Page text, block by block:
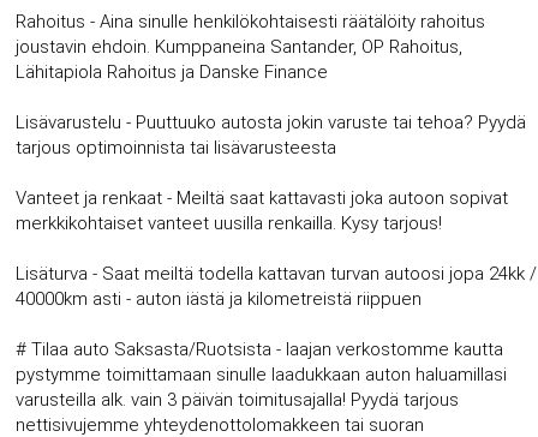
Rahoitus - Aina sinulle henkilökohtaisesti räätälöity rahoitus
joustavin ehdoin. Kumppaneina Santander, OP Rahoitus,
Lähitapiola Rahoitus ja Danske Finance
Lisävarustelu - Puuttuuko autosta jokin varuste tai tehoa? Pyydä
tarjous optimoinnista tai lisävarusteesta
Vanteet ja renkaat - Meiltä saat kattavasti joka autoon sopivat
merkkikohtaiset vanteet uusilla renkailla. Kysy tarjous!
Lisäturva - Saat meiltä todella kattavan turvan autoosi jopa 24kk /
40000km asti - auton iästä ja kilometreistä riippuen
# Tilaa auto Saksasta/Ruotsista - laajan verkostomme kautta
pystymme toimittamaan sinulle laadukkaan auton haluamillasi
varusteilla alk. vain 3 päivän toimitusajalla! Pyydä tarjous
nettisivujemme yhteydenottolomakkeen tai suoran